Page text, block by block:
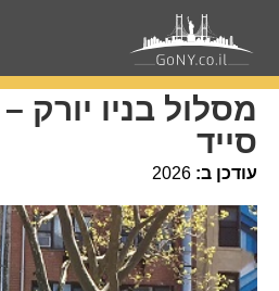
עמוד הבית מסלול בניו יורק – לואר
מסלול בניו יורק
סייד
עודכן ב: 2026